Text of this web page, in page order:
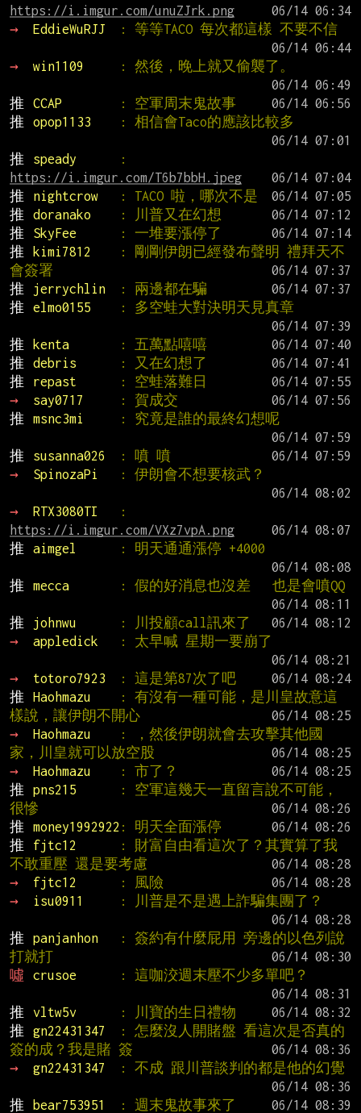
https://i.imgur.com/unuZJrk.png
→
EddieWuRJJ
: 等等TACO 每次都這樣 不要不信
→
win1109
: 然後，晚上就又偷襲了。
推
CCAP : 空軍周末鬼故事
推
opop1133
: 相信會Taco的應該比較多
推
speady
https://i.imgur.com/T6b7bbH.jpeg
推
nightcrow : TACO 啦，哪次不是
推
doranako : 川普又在幻想
推
SkyFee : 一堆要漲停了
推
kimi7812
: 剛剛伊朗已經發布聲明 禮拜天不
會簽署
推
jerrychlin : 兩邊都在騙
推
elmo0155
: 多空蛙大對決明天見真章
推
kenta : 五萬點嘻嘻
推
debris : 又在幻想了
推
repast : 空蛙落難日
→
say0717 : 賀成交
推
msnc3mi
: 究竟是誰的最終幻想呢
推
susanna026 : 噴 噴
→
SpinozaPi
: 伊朗會不想要核武？
→
RTX3080TI
https://i.imgur.com/VXz7vpA.png
推
aimgel
: 明天通通漲停 +4000
推
mecca
: 假的好消息也沒差   也是會噴QQ
推
johnwu : 川投顧call訊來了
→
appledick
: 太早喊 星期一要崩了
→
totoro7923 : 這是第87次了吧
推
Haohmazu
: 有沒有一種可能，是川皇故意這
樣說，讓伊朗不開心
→
Haohmazu
: ，然後伊朗就會去攻擊其他國
家，川皇就可以放空股
→
Haohmazu : 市了？
推
pns215
: 空軍這幾天一直留言說不可能，
很慘
推
money1992922 : 明天全面漲停
推
fjtc12
: 財富自由看這次了？其實算了我
不敢重壓 還是要考慮
→
fjtc12 : 風險
→
isu0911
: 川普是不是遇上詐騙集團了？
推
panjanhon
: 簽約有什麼屁用 旁邊的以色列說
打就打
噓
crusoe
: 這咖洨週末壓不少多單吧？
推
vltw5v : 川寶的生日禮物
推
gn22431347
: 怎麼沒人開賭盤 看這次是否真的
簽的成？我是賭 簽
→
gn22431347
: 不成 跟川普談判的都是他的幻覺
推
bear753951 : 週末鬼故事來了